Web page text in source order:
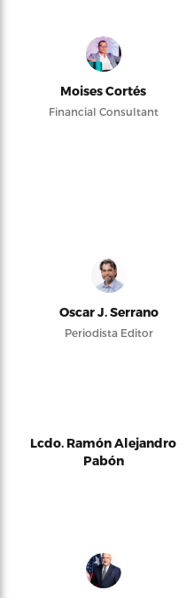
Moises Cortés
Financial Consultant
Oscar J. Serrano
Periodista Editor
Lcdo. Ramón Alejandro
Pabón